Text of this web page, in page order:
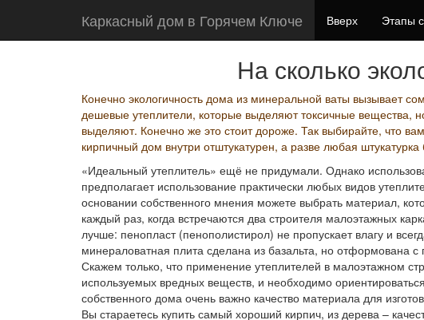
Каркасный дом в Горячем Ключе Вверх Этапы
На сколько
Конечно экологичность дома из минеральной ваты вызывает
дешевые утеплители, которые выделяют токсичные вещества,
выделяют. Конечно же это стоит дороже. Так выбирайте, что
кирпичный дом внутри отштукатурен, а разве любая
«Идеальный утеплитель» ещё не придумали. Однако
предполагает использование практически любых видов
основании собственного мнения можете выбрать материал,
каждый раз, когда встречаются два строителя малоэтажных
лучше: пенопласт (пенополистирол) не пропускает влагу и
минераловатная плита сделана из базальта, но
Скажем только, что применение утеплителей в малоэтажном
используемых вредных веществ, и необходимо
собственного дома очень важно качество материала для
Вы стараетесь купить самый хороший кирпич, из дерева –